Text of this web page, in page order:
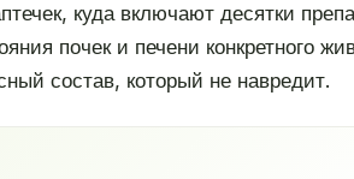
куда включают десятки
почек и печени конкретного
состав, который не навредит.